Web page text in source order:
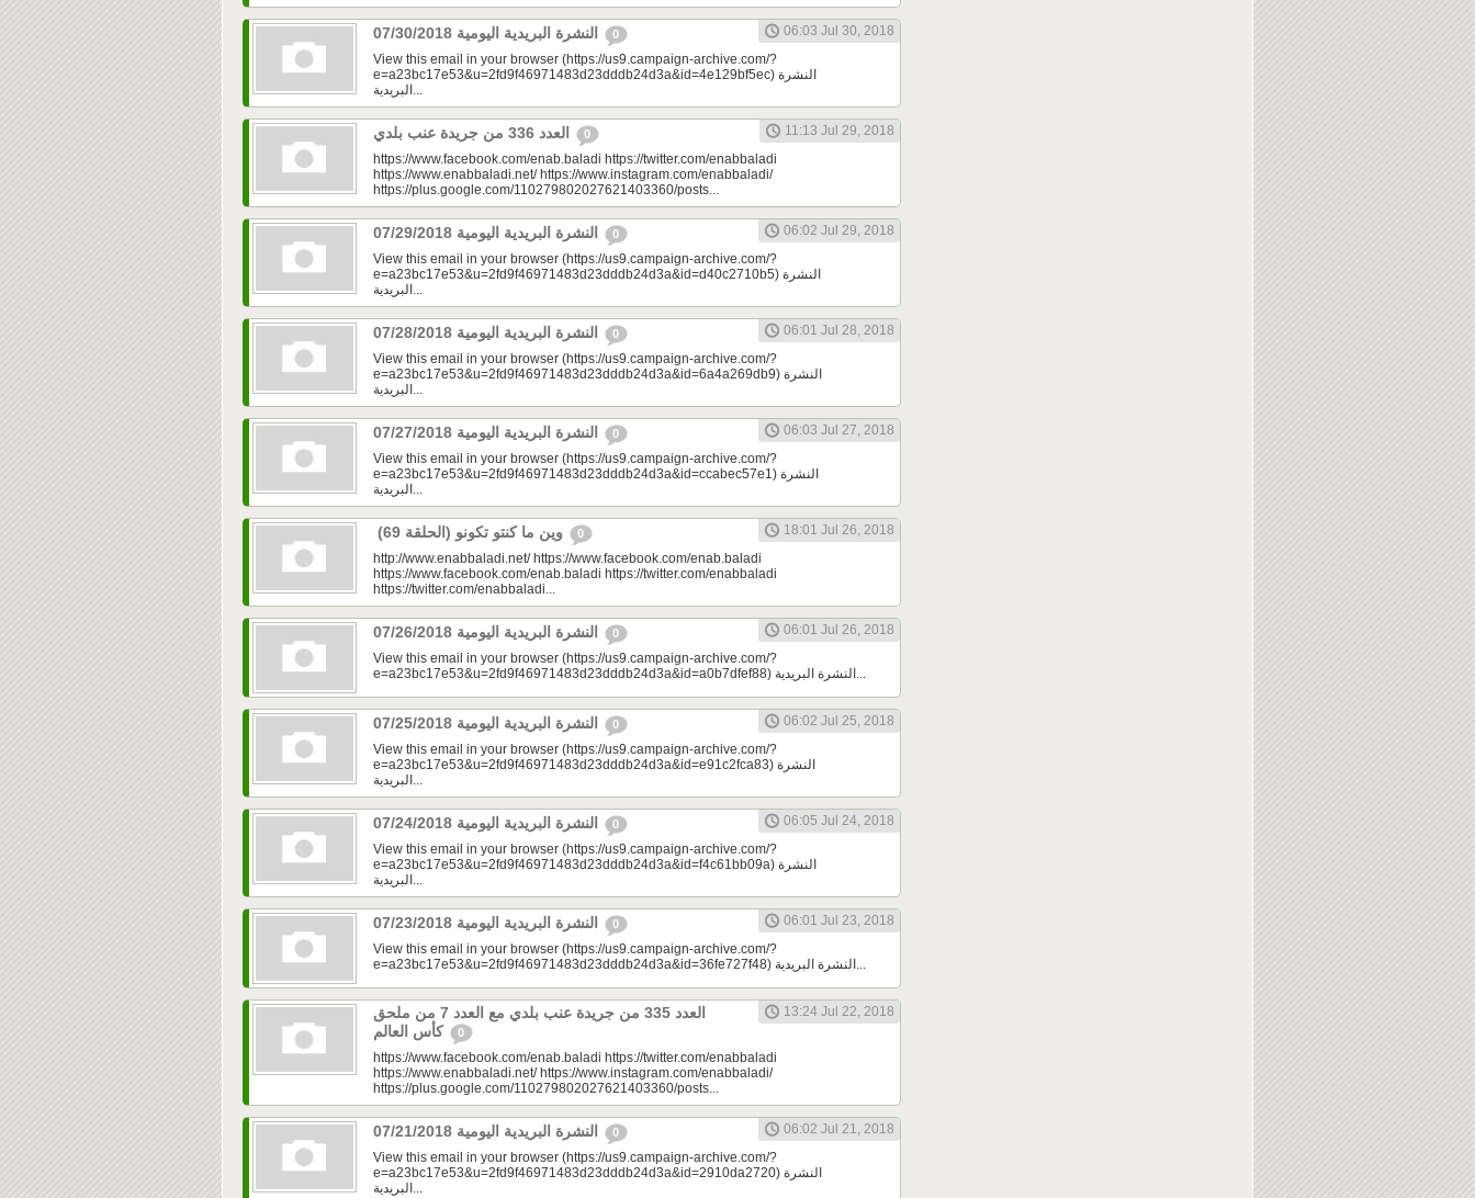
0
06:03 Jul 30, 2018
View this email in your browser (https://us9.campaign-archive.com/?
e=a23bc17e53&u=2fd9f46971483d23dddb24d3a&id=4e129bf5ec) النشرة
البريدية...
0
11:13 Jul 29, 2018
https://www.facebook.com/enab.baladi https://twitter.com/enabbaladi
https://www.enabbaladi.net/ https://www.instagram.com/enabbaladi/
https://plus.google.com/110279802027621403360/posts...
0
06:02 Jul 29, 2018
View this email in your browser (https://us9.campaign-archive.com/?
e=a23bc17e53&u=2fd9f46971483d23dddb24d3a&id=d40c2710b5) النشرة
البريدية...
0
06:01 Jul 28, 2018
View this email in your browser (https://us9.campaign-archive.com/?
e=a23bc17e53&u=2fd9f46971483d23dddb24d3a&id=6a4a269db9) النشرة
البريدية...
0
06:03 Jul 27, 2018
View this email in your browser (https://us9.campaign-archive.com/?
e=a23bc17e53&u=2fd9f46971483d23dddb24d3a&id=ccabec57e1) النشرة
البريدية...
0
18:01 Jul 26, 2018
http://www.enabbaladi.net/ https://www.facebook.com/enab.baladi
https://www.facebook.com/enab.baladi https://twitter.com/enabbaladi
https://twitter.com/enabbaladi...
0
06:01 Jul 26, 2018
View this email in your browser (https://us9.campaign-archive.com/?
e=a23bc17e53&u=2fd9f46971483d23dddb24d3a&id=a0b7dfef88) النشرة البريدية...
0
06:02 Jul 25, 2018
View this email in your browser (https://us9.campaign-archive.com/?
e=a23bc17e53&u=2fd9f46971483d23dddb24d3a&id=e91c2fca83) النشرة
البريدية...
0
06:05 Jul 24, 2018
View this email in your browser (https://us9.campaign-archive.com/?
e=a23bc17e53&u=2fd9f46971483d23dddb24d3a&id=f4c61bb09a) النشرة
البريدية...
0
06:01 Jul 23, 2018
View this email in your browser (https://us9.campaign-archive.com/?
e=a23bc17e53&u=2fd9f46971483d23dddb24d3a&id=36fe727f48) النشرة البريدية...
العدد 335 من جريدة عنب بلدي مع العدد 7 من ملحق
كأس العالم
0
13:24 Jul 22, 2018
https://www.facebook.com/enab.baladi https://twitter.com/enabbaladi
https://www.enabbaladi.net/ https://www.instagram.com/enabbaladi/
https://plus.google.com/110279802027621403360/posts...
0
06:02 Jul 21, 2018
View this email in your browser (https://us9.campaign-archive.com/?
e=a23bc17e53&u=2fd9f46971483d23dddb24d3a&id=2910da2720) النشرة
البريدية...